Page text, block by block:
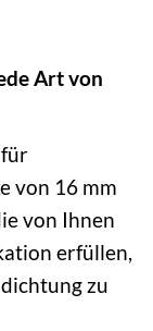
Art von
für
von 16 mm
von Ihnen
erfüllen,
zu